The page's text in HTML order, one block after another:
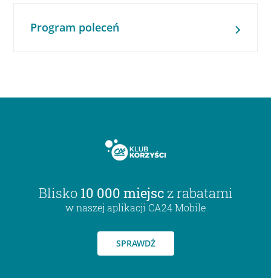
Program poleceń
Blisko 10 000 miejsc z rabatami
w naszej aplikacji CA24 Mobile
SPRAWDŹ